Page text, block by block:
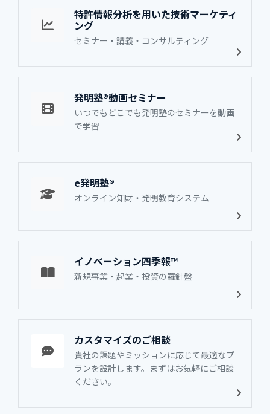
特許情報分析を用いた技術マーケティ
ング
セミナー・講義・コンサルティング
発明塾®動画セミナー
いつでもどこでも発明塾のセミナーを動画
で学習
e発明塾®
オンライン知財・発明教育システム
イノベーション四季報™
新規事業・起業・投資の羅針盤
カスタマイズのご相談
貴社の課題やミッションに応じて最適なプ
ランを設計します。まずはお気軽にご相談
ください。